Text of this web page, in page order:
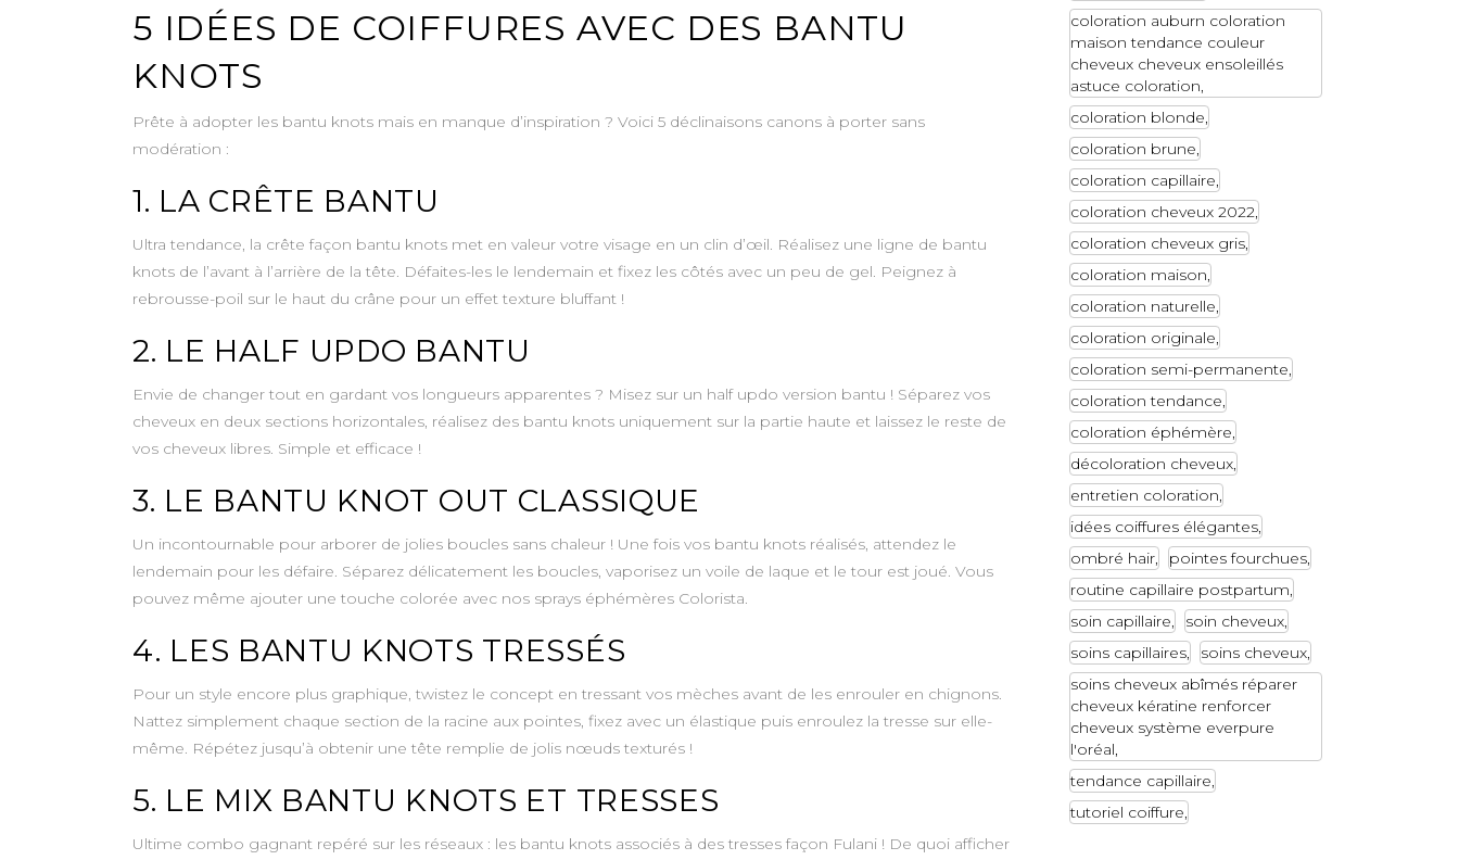
5 IDÉES DE COIFFURES AVEC DES BANTU
KNOTS
Prête à adopter les bantu knots mais en manque d’inspiration ? Voici 5 déclinaisons canons à porter sans
modération :
1. LA CRÊTE BANTU
Ultra tendance, la crête façon bantu knots met en valeur votre visage en un clin d’œil. Réalisez une ligne de bantu
knots de l’avant à l’arrière de la tête. Défaites-les le lendemain et fixez les côtés avec un peu de gel. Peignez à
rebrousse-poil sur le haut du crâne pour un effet texture bluffant !
2. LE HALF UPDO BANTU
Envie de changer tout en gardant vos longueurs apparentes ? Misez sur un half updo version bantu ! Séparez vos
cheveux en deux sections horizontales, réalisez des bantu knots uniquement sur la partie haute et laissez le reste de
vos cheveux libres. Simple et efficace !
3. LE BANTU KNOT OUT CLASSIQUE
Un incontournable pour arborer de jolies boucles sans chaleur ! Une fois vos bantu knots réalisés, attendez le
lendemain pour les défaire. Séparez délicatement les boucles, vaporisez un voile de laque et le tour est joué. Vous
pouvez même ajouter une touche colorée avec nos sprays éphémères Colorista.
4. LES BANTU KNOTS TRESSÉS
Pour un style encore plus graphique, twistez le concept en tressant vos mèches avant de les enrouler en chignons.
Nattez simplement chaque section de la racine aux pointes, fixez avec un élastique puis enroulez la tresse sur elle-
même. Répétez jusqu’à obtenir une tête remplie de jolis nœuds texturés !
5. LE MIX BANTU KNOTS ET TRESSES
Ultime combo gagnant repéré sur les réseaux : les bantu knots associés à des tresses façon Fulani ! De quoi afficher
coloration auburn coloration
maison tendance couleur
cheveux cheveux ensoleillés
astuce coloration
coloration blonde
coloration brune
coloration capillaire
coloration cheveux 2022
coloration cheveux gris
coloration maison
coloration naturelle
coloration originale
coloration semi-permanente
coloration tendance
coloration éphémère
décoloration cheveux
entretien coloration
idées coiffures élégantes
ombré hair
pointes fourchues
routine capillaire postpartum
soin capillaire
soin cheveux
soins capillaires
soins cheveux
soins cheveux abîmés réparer
cheveux kératine renforcer
cheveux système everpure
l'oréal
tendance capillaire
tutoriel coiffure